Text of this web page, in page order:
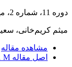
دوره 11، شماره 2، مهر 1398، صفحه
میثم کریم‌خانی،
مشاهده مقاله
اصل مقاله M